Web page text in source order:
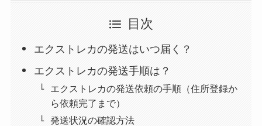
目次
エクストレカの発送はいつ届く？
エクストレカの発送手順は？
エクストレカの発送依頼の手順（住所登録か
ら依頼完了まで）
発送状況の確認方法